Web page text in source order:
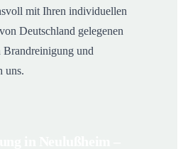
mit Ihren individuellen
Deutschland gelegenen
Brandreinigung und
uns.